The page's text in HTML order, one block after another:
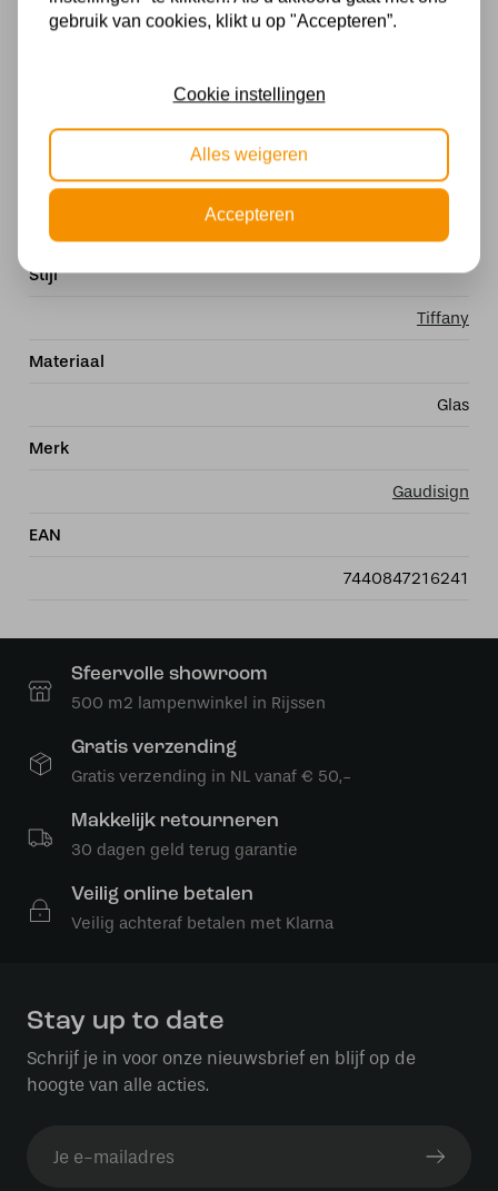
Met lichtbron
Fitting
E27
Stijl
Tiffany
Materiaal
Glas
Merk
Gaudisign
EAN
7440847216241
Sfeervolle showroom
500 m2 lampenwinkel in Rijssen
Gratis verzending
Gratis verzending in NL vanaf € 50,-
Makkelijk retourneren
30 dagen geld terug garantie
Veilig online betalen
Veilig achteraf betalen met Klarna
gebruik van cookies, klikt u op "Accepteren”.
Cookie instellingen
Alles weigeren
Accepteren
Stay up to date
Schrijf je in voor onze nieuwsbrief en blijf op de
hoogte van alle acties.